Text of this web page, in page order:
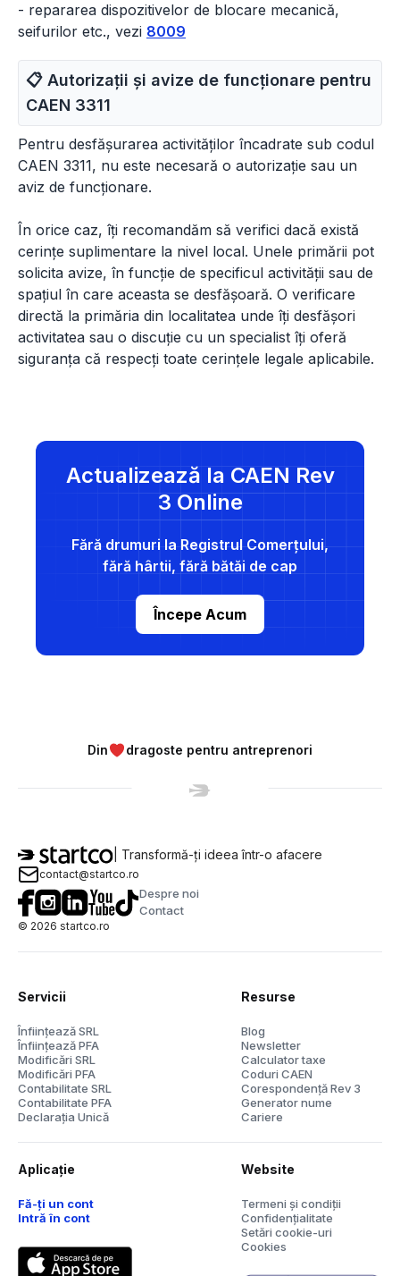
- repararea dispozitivelor de blocare mecanică,
seifurilor etc., vezi 8009
📋 Autorizații și avize de funcționare pentru
CAEN 3311
Pentru desfășurarea activităților încadrate sub codul
CAEN 3311, nu este necesară o autorizație sau un
aviz de funcționare.
În orice caz, îți recomandăm să verifici dacă există
cerințe suplimentare la nivel local. Unele primării pot
solicita avize, în funcție de specificul activității sau de
spațiul în care aceasta se desfășoară. O verificare
directă la primăria din localitatea unde îți desfășori
activitatea sau o discuție cu un specialist îți oferă
siguranța că respecți toate cerințele legale aplicabile.
Actualizează la CAEN Rev
3 Online
Fără drumuri la Registrul Comerțului,
fără hârtii, fără bătăi de cap
Începe Acum
Din dragoste pentru antreprenori
| Transformă-ți ideea într-o afacere
contact@startco.ro
Despre noi
Contact
© 2026 startco.ro
Servicii
Înființează SRL
Înființează PFA
Modificări SRL
Modificări PFA
Contabilitate SRL
Contabilitate PFA
Declarația Unică
Resurse
Blog
Newsletter
Calculator taxe
Coduri CAEN
Corespondență Rev 3
Generator nume
Cariere
Aplicație
Fă-ți un cont
Intră în cont
Website
Termeni și condiții
Confidențialitate
Setări cookie-uri
Cookies